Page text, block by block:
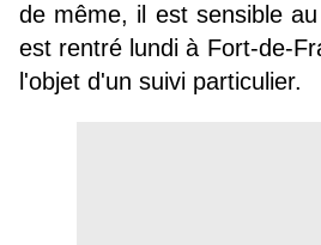
de même, il est sensible
est rentré lundi à Fort-de-
l'objet d'un suivi particulier.